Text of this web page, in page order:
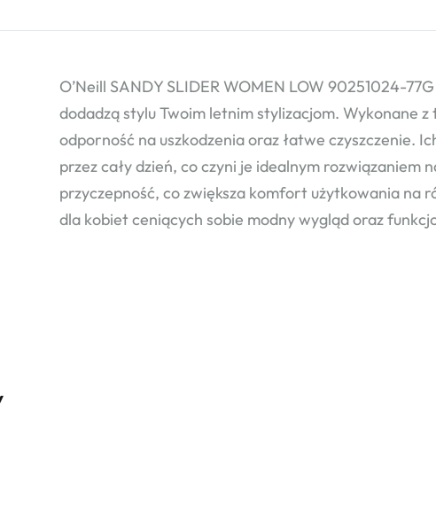
O’Neill SANDY SLIDER WOMEN LOW 90251024-
dodadzą stylu Twoim letnim stylizacjom. Wykonane
odporność na uszkodzenia oraz łatwe czyszczenie.
przez cały dzień, co czyni je idealnym
przyczepność, co zwiększa komfort użytkowania na
dla kobiet ceniących sobie modny wygląd oraz